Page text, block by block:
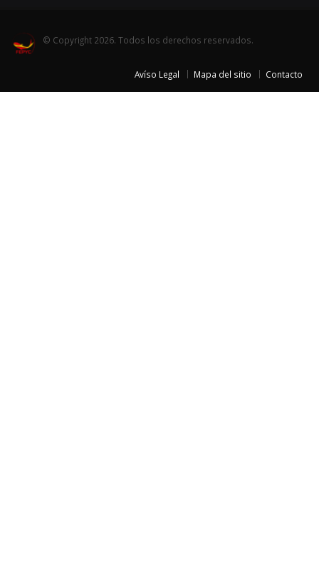
© Copyright 2026. Todos los derechos reservados.
Avíso Legal Mapa del sitio Contacto